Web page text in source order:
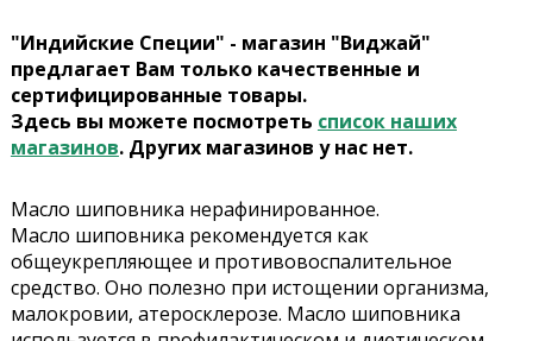
"Индийские Специи" - магазин "Виджай"
предлагает Вам только качественные и
сертифицированные товары.
Здесь вы можете посмотреть список наших
магазинов. Других магазинов у нас нет.
Масло шиповника нерафинированное.
Масло шиповника рекомендуется как
общеукрепляющее и противовоспалительное
средство. Оно полезно при истощении организма,
малокровии, атеросклерозе. Масло шиповника